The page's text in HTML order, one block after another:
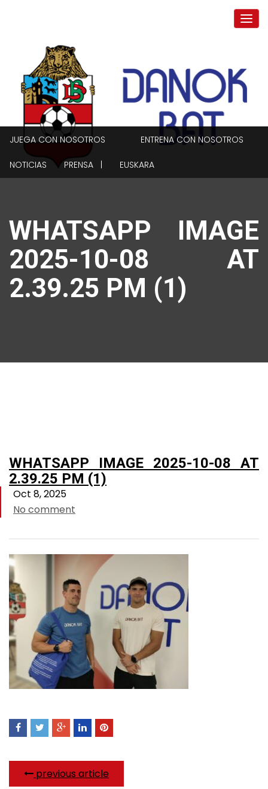
JUEGA CON NOSOTROS ENTRENA CON NOSOTROS
NOTICIAS PRENSA | EUSKARA
WHATSAPP IMAGE
2025-10-08 AT
2.39.25 PM (1)
WHATSAPP IMAGE 2025-10-08 AT
2.39.25 PM (1)
Oct 8, 2025
No comment
previous article